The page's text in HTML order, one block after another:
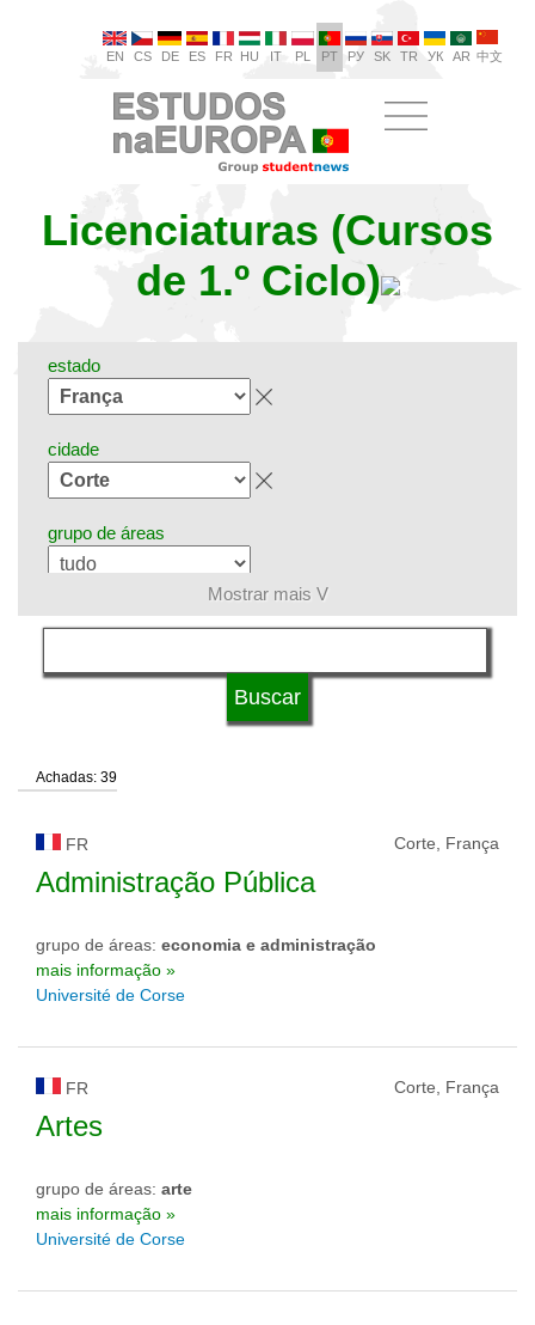
EN CS DE ES FR HU IT PL PT РУ SK TR УК AR 中文
Licenciaturas (Cursos
de 1.º Ciclo)
estado
cidade
grupo de áreas
língua
tipo de universidade
status de universidade
Mostrar mais V
Achadas: 39
FR Corte, França
Administração Pública
grupo de áreas: economia e administração
mais informação »
Université de Corse
FR Corte, França
Artes
grupo de áreas: arte
mais informação »
Université de Corse